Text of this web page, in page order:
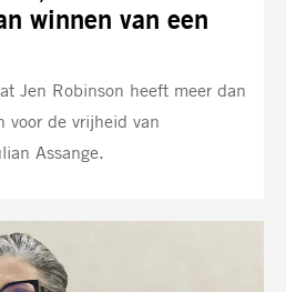
winnen van een
Jen Robinson heeft meer dan
voor de vrijheid van
Assange.